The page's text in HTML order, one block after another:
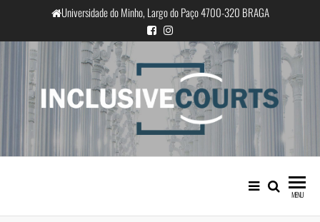
o
conteúdo
Universidade do Minho, Largo do Paço 4700-320 BRAGA
InclusiveCourts
Igualdade e diferença cultural na
prática judicial portuguesa
MENU